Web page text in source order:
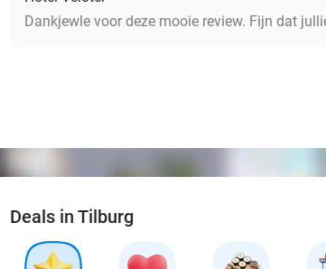
Dankjewle voor deze mooie review. Fijn dat
Deals in Tilburg